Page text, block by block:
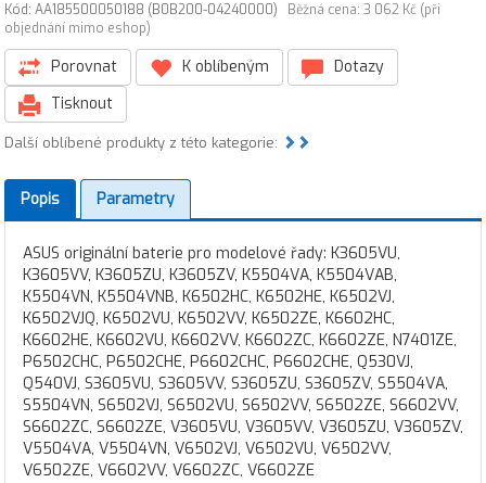
Kód: AA185500050188 (B0B200-04240000)
Běžná cena: 3 062 Kč (při
objednání mimo eshop)
Porovnat K oblíbeným
Dotazy
Tisknout
Další oblíbené produkty z této kategorie:
Popis Parametry
ASUS originální baterie pro modelové řady: K3605VU,
K3605VV, K3605ZU, K3605ZV, K5504VA, K5504VAB,
K5504VN, K5504VNB, K6502HC, K6502HE, K6502VJ,
K6502VJQ, K6502VU, K6502VV, K6502ZE, K6602HC,
K6602HE, K6602VU, K6602VV, K6602ZC, K6602ZE, N7401ZE,
P6502CHC, P6502CHE, P6602CHC, P6602CHE, Q530VJ,
Q540VJ, S3605VU, S3605VV, S3605ZU, S3605ZV, S5504VA,
S5504VN, S6502VJ, S6502VU, S6502VV, S6502ZE, S6602VV,
S6602ZC, S6602ZE, V3605VU, V3605VV, V3605ZU, V3605ZV,
V5504VA, V5504VN, V6502VJ, V6502VU, V6502VV,
V6502ZE, V6602VV, V6602ZC, V6602ZE